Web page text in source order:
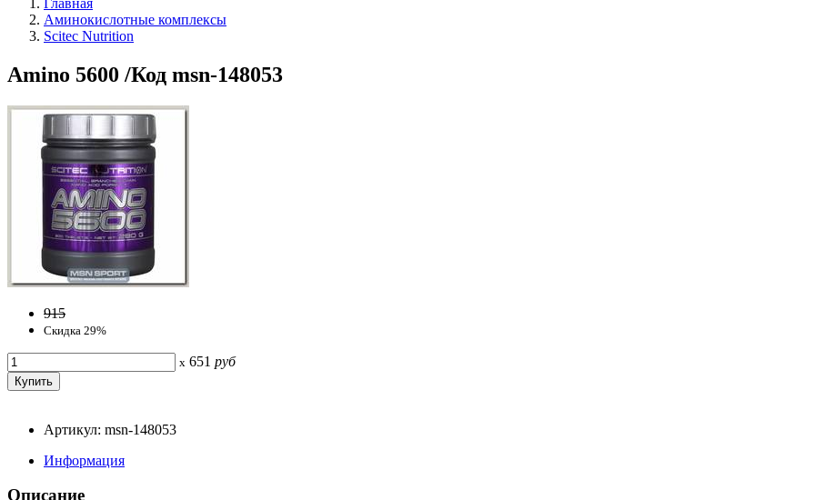
Аминокислотные комплексы
Scitec Nutrition
Amino 5600 /Код msn-148053
915
Скидка 29%
x 651 руб
Артикул: msn-148053
Информация
Описание